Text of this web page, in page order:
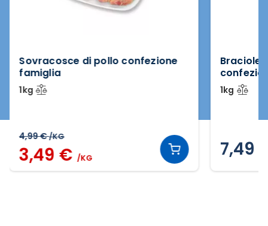
Sovracosce di pollo confezione
famiglia
1kg
4,99 €/KG
3,49 €/KG
Braciole
1kg
7,49